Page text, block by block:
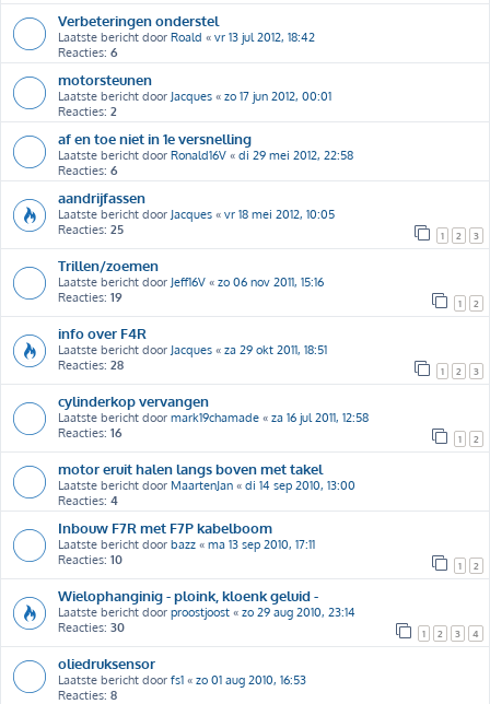
Verbeteringen onderstel
Laatste bericht door Roald « vr 13 jul 2012, 18:42
Reacties: 6
motorsteunen
Laatste bericht door Jacques « zo 17 jun 2012, 00:01
Reacties: 2
af en toe niet in 1e versnelling
Laatste bericht door Ronald16V « di 29 mei 2012, 22:58
Reacties: 6
aandrijfassen
Laatste bericht door Jacques « vr 18 mei 2012, 10:05
Reacties: 25 1 2 3
Trillen/zoemen
Laatste bericht door Jeff16V « zo 06 nov 2011, 15:16
Reacties: 19 1 2
info over F4R
Laatste bericht door Jacques « za 29 okt 2011, 18:51
Reacties: 28 1 2 3
cylinderkop vervangen
Laatste bericht door mark19chamade « za 16 jul 2011, 12:58
Reacties: 16 1 2
motor eruit halen langs boven met takel
Laatste bericht door MaartenJan « di 14 sep 2010, 13:00
Reacties: 4
Inbouw F7R met F7P kabelboom
Laatste bericht door bazz « ma 13 sep 2010, 17:11
Reacties: 10 1 2
Wielophanginig - ploink, kloenk geluid -
Laatste bericht door proostjoost « zo 29 aug 2010, 23:14
Reacties: 30 1 2 3 4
oliedruksensor
Laatste bericht door fs1 « zo 01 aug 2010, 16:53
Reacties: 8